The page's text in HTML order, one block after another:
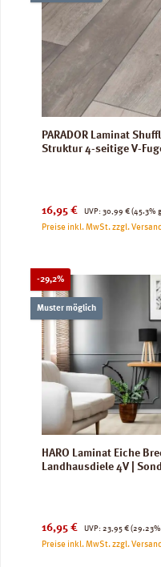
PARADOR Laminat
Struktur 4-seitige V-
Verkaufspreis:
16,95 € UVP:
Regulärer Preis:
30,99 € (45.3%
Preise inkl. MwSt. zzgl.
-29,2%Rabatt
Muster möglich
HARO Laminat Eiche
Landhausdiele 4V |
Verkaufspreis:
16,95 € UVP:
Regulärer Preis:
23,95 € (29.23%
Preise inkl. MwSt. zzgl.